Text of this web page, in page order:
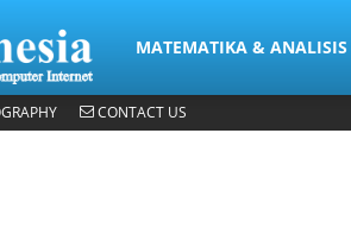
Advernesia
MATEMATIKA & ANALISIS
CONTACT US